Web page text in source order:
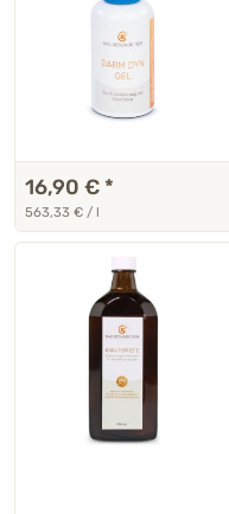
16,90 € *
563,33 € / l